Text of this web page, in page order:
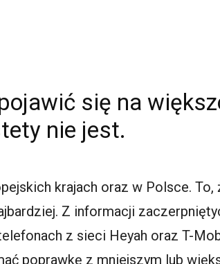
się na
nie jest.
krajach oraz w Polsce. To,
Z informacji
z sieci Heyah oraz T-
poprawkę z mniejszym lub